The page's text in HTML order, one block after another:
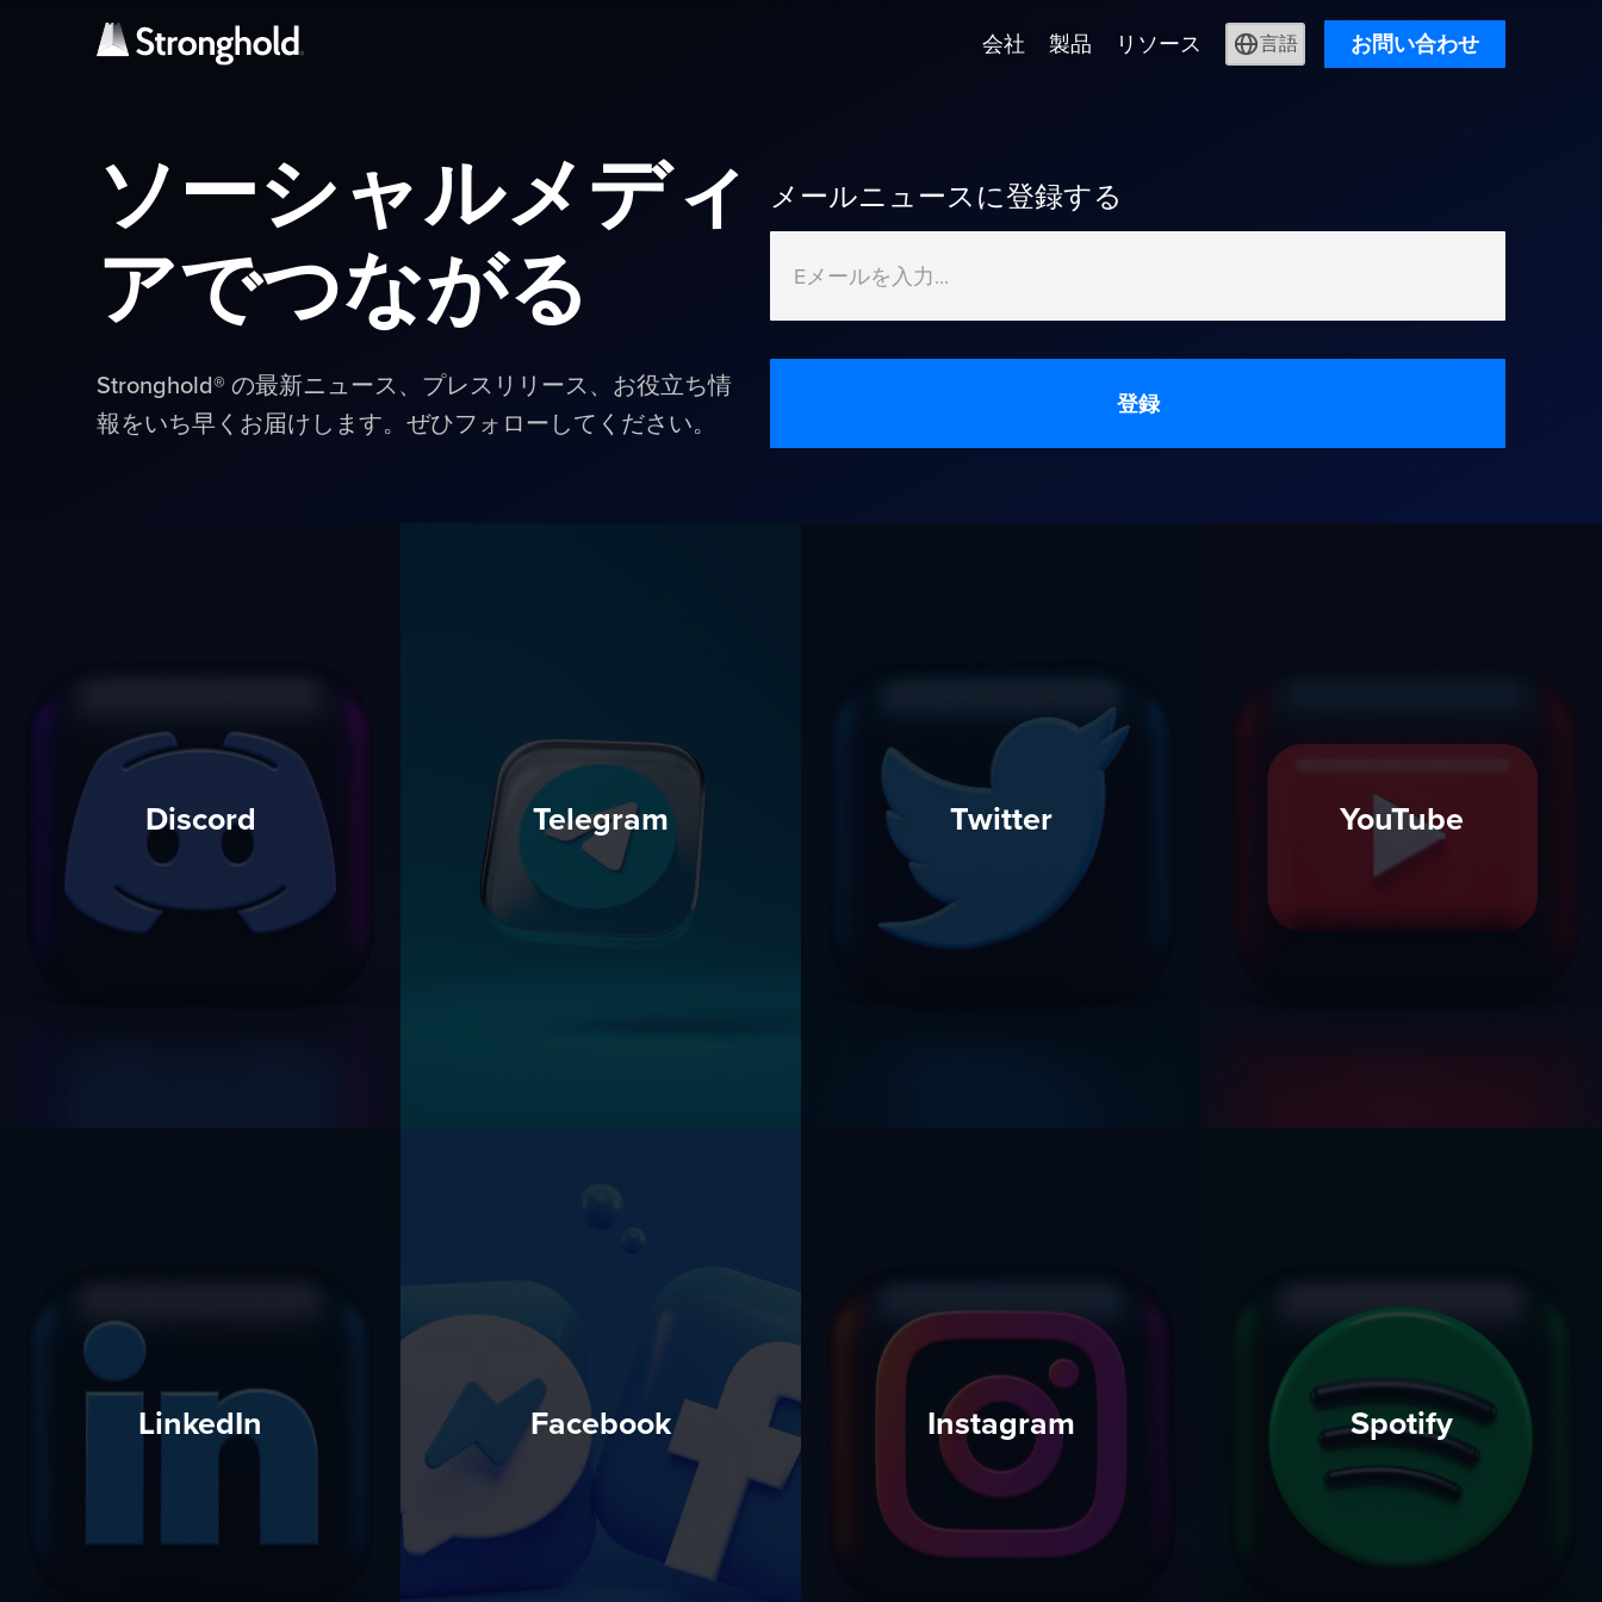
会社 製品 リソース 言語 お問い合わせ
ソーシャルメディ
アでつながる
Stronghold® の最新ニュース、プレスリリース、お役立ち情
報をいち早くお届けします。ぜひフォローしてください。
メールニュースに登録する
Discord Telegram Twitter YouTube
LinkedIn Facebook Instagram Spotify